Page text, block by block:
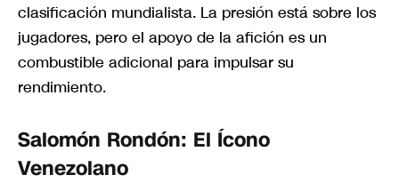
clasificación mundialista. La presión está sobre los
jugadores, pero el apoyo de la afición es un
combustible adicional para impulsar su
rendimiento.
Salomón Rondón: El Ícono
Venezolano